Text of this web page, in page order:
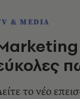
& MEDIA
το νέο